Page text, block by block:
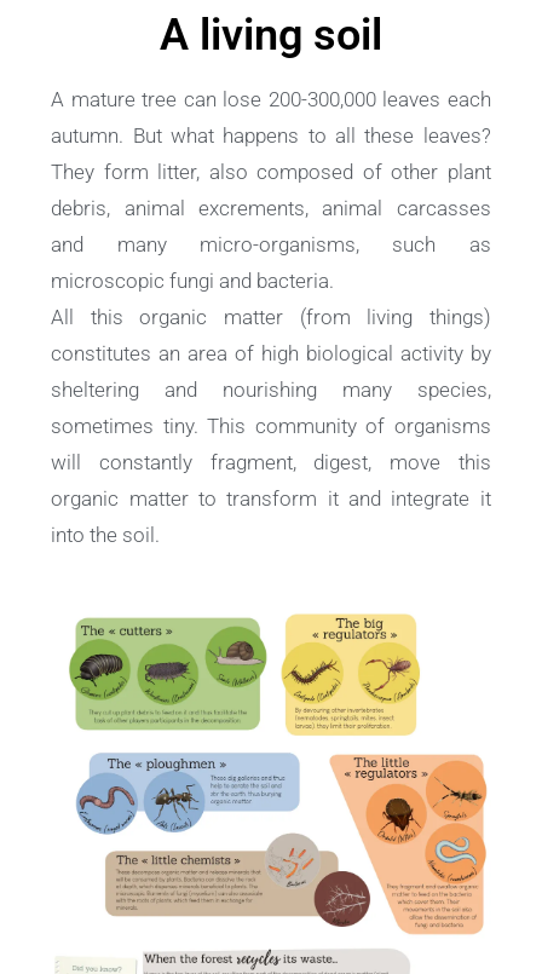
A living soil
A mature tree can lose 200-300,000 leaves each
autumn. But what happens to all these leaves?
They form litter, also composed of other plant
debris, animal excrements, animal carcasses
and many micro-organisms, such as
microscopic fungi and bacteria.
All this organic matter (from living things)
constitutes an area of high biological activity by
sheltering and nourishing many species,
sometimes tiny. This community of organisms
will constantly fragment, digest, move this
organic matter to transform it and integrate it
into the soil.